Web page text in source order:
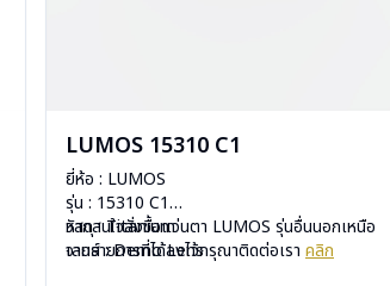
LUMOS 15310 C1
ยี่ห้อ : LUMOS
รุ่น : 15310 C1
วัสดุ : Titanium
เลนส์ : Demo Lens
หากสนใจสั่งชื้อแว่นตา LUMOS รุ่นอื่นนอกเหนือ
จากรายการที่ได้ลงไว้กรุณาติดต่อเรา คลิก